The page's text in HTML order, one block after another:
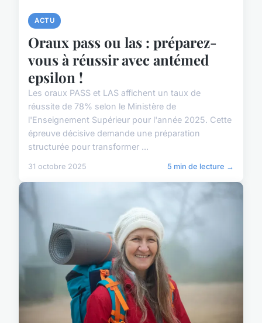
ACTU
Oraux pass ou las : préparez-
vous à réussir avec antémed
epsilon !
Les oraux PASS et LAS affichent un taux de
réussite de 78% selon le Ministère de
l'Enseignement Supérieur pour l'année 2025. Cette
épreuve décisive demande une préparation
structurée pour transformer ...
31 octobre 2025 5 min de lecture →